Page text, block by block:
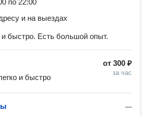
по 22:00
и на выездах
быстро. Есть большой опыт.
от 300 ₽
за час
и быстро
—